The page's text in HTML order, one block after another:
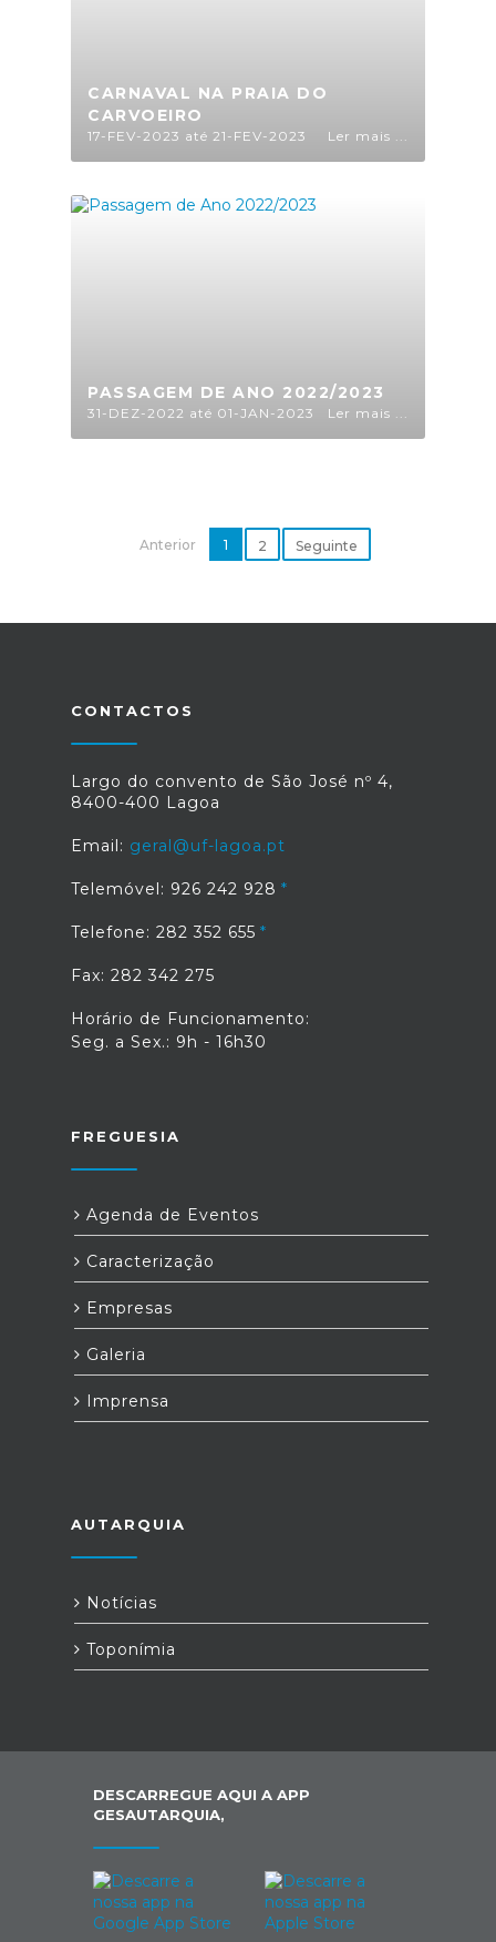
CARNAVAL NA PRAIA DO
CARVOEIRO
17-FEV-2023 até 21-FEV-2023 Ler mais ...
PASSAGEM DE ANO 2022/2023
31-DEZ-2022 até 01-JAN-2023 Ler mais ...
Anterior 1 2 Seguinte
CONTACTOS
Largo do convento de São José nº 4,
8400-400 Lagoa
Email: geral@uf-lagoa.pt
Telemóvel: 926 242 928
Telefone: 282 352 655
Fax: 282 342 275
Horário de Funcionamento:
Seg. a Sex.: 9h - 16h30
FREGUESIA
Agenda de Eventos
Caracterização
Empresas
Galeria
Imprensa
AUTARQUIA
Notícias
Toponímia
DESCARREGUE AQUI A APP
GESAUTARQUIA,